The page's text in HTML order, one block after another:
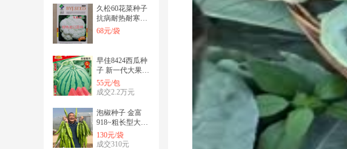
久松60花菜种子
抗病耐热耐寒囗
感好产量高商品
68元/袋
早佳8424西瓜种
子 新一代大果
8424西瓜种~早
熟圆型红瓤
55元/包
成交2.2万元
泡椒种子 金富
918~粗长型大果
黄绿皮辣椒，果
长而顺直，结
130元/袋
成交310元